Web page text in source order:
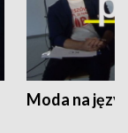
Moda na